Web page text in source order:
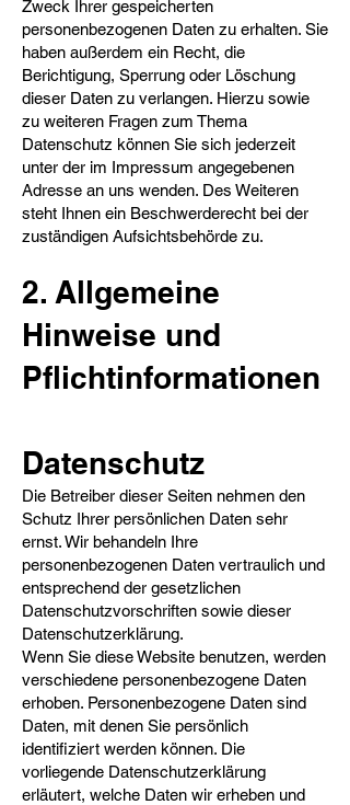
Zweck Ihrer gespeicherten
personenbezogenen Daten zu erhalten. Sie
haben außerdem ein Recht, die
Berichtigung, Sperrung oder Löschung
dieser Daten zu verlangen. Hierzu sowie
zu weiteren Fragen zum Thema
Datenschutz können Sie sich jederzeit
unter der im Impressum angegebenen
Adresse an uns wenden. Des Weiteren
steht Ihnen ein Beschwerderecht bei der
zuständigen Aufsichtsbehörde zu.
2. Allgemeine
Hinweise und
Pflichtinformationen
Datenschutz​
Die Betreiber dieser Seiten nehmen den
Schutz Ihrer persönlichen Daten sehr
ernst. Wir behandeln Ihre
personenbezogenen Daten vertraulich und
entsprechend der gesetzlichen
Datenschutzvorschriften sowie dieser
Datenschutzerklärung.
Wenn Sie diese Website benutzen, werden
verschiedene personenbezogene Daten
erhoben. Personenbezogene Daten sind
Daten, mit denen Sie persönlich
identifiziert werden können. Die
vorliegende Datenschutzerklärung
erläutert, welche Daten wir erheben und